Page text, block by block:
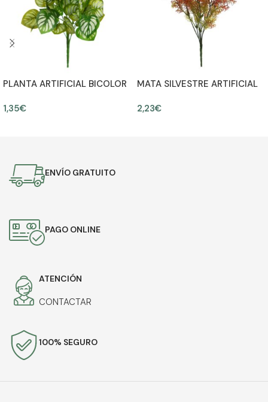
PLANTA ARTIFICIAL BICOLOR
1,35€
MATA SILVESTRE ARTIFICIAL
2,23€
ENVÍO GRATUITO
PAGO ONLINE
ATENCIÓN
CONTACTAR
100% SEGURO